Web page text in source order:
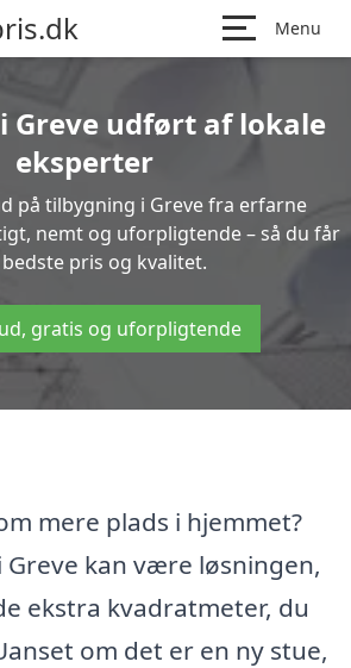
Menu
Greve udført af lokale
eksperter
på tilbygning i Greve fra erfarne
nemt og uforpligtende – så du får
pris og kvalitet.
gratis og uforpligtende
mere plads i hjemmet?
Greve kan være løsningen,
ekstra kvadratmeter, du
om det er en ny stue,